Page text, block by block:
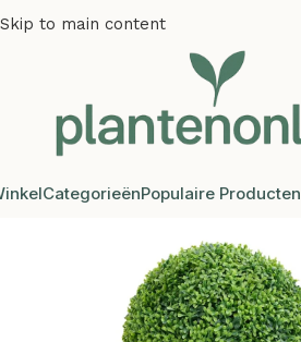
Skip to main content
CategorieënPopulaire Producten
Kunstplanten